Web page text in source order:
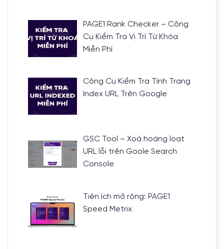
PAGE1 Rank Checker – Công
Cụ Kiểm Tra Vị Trí Từ Khóa
Miễn Phí
Công Cụ Kiểm Tra Tình Trạng
Index URL Trên Google
GSC Tool – Xoá hoàng loạt
URL lỗi trên Goole Search
Console
Tiện ích mở rộng: PAGE1
Speed Metrix